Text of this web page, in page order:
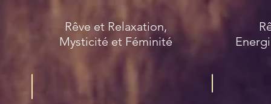
Rêve et Relaxation,
Mysticité et Féminité
Lys Bleu